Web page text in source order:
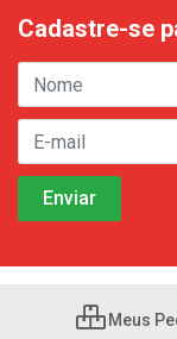
Cadastre-se
Meus